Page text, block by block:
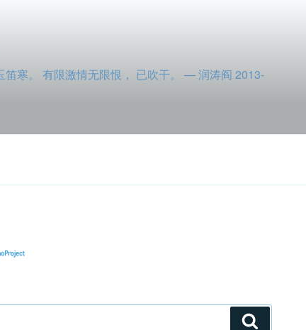
笛寒。 有限激情无限恨， 已吹干。 — 润涛阎 2013-